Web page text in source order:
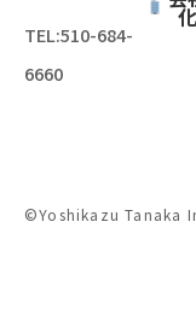
TEL:510-684-
6660
©Yoshikazu Tanaka